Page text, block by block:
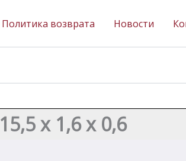
Политика возврата Новости
15,5 х 1,6 х 0,6